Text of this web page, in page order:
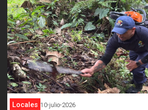
Locales 10-julio-2026